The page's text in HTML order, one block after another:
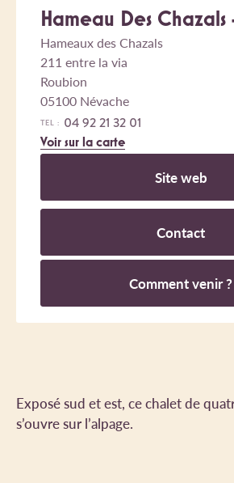
Exposé sud et est, ce chalet de
s’ouvre sur l’alpage.
Hameau Des Chazals
Hameaux des Chazals
211 entre la via
Roubion
05100 Névache
TEL : 04 92 21 32 01
Voir sur la carte
Site web
Contact
Comment venir ?